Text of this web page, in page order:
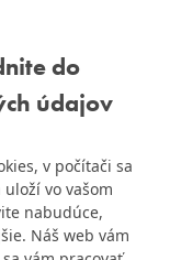
do
údajov
v počítači sa
vo vašom
nabudúce,
Náš web vám
2, 844 02
00603406
2020919120
Nie sme platca